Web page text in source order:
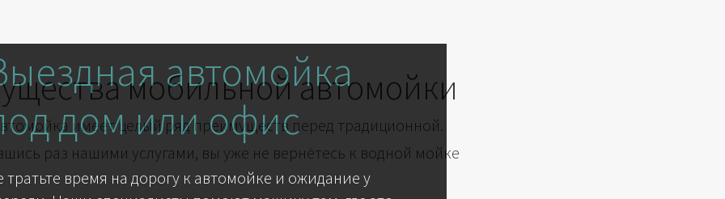
автомойка
дом или офис
тратьте время на дорогу к автомойке и ожидание у
мобильной автомойки
имеет целый ряд преимуществ перед традиционной.
раз нашими услугами, вы уже не вернётесь к водной мойке